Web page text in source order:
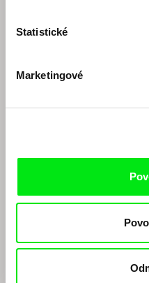
Statistické
Marketingové
Marca Isaacse (EN)